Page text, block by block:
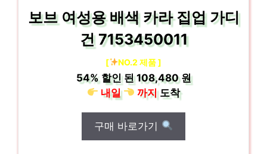
보브 여성용 배색 카라 집업 가디
건 7153450011
[ NO.2 제품 ]
54%할인 된108,480 원
내일
까지도착
구매 바로가기